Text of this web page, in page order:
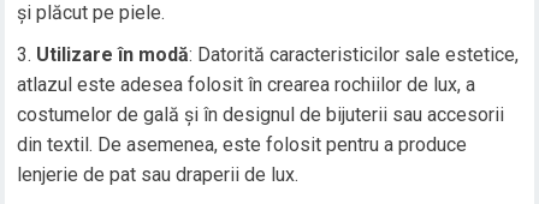
și plăcut pe piele.
Utilizare în modă: Datorită caracteristicilor sale estetice,
atlazul este adesea folosit în crearea rochiilor de lux, a
costumelor de gală și în designul de bijuterii sau accesorii
din textil. De asemenea, este folosit pentru a produce
lenjerie de pat sau draperii de lux.